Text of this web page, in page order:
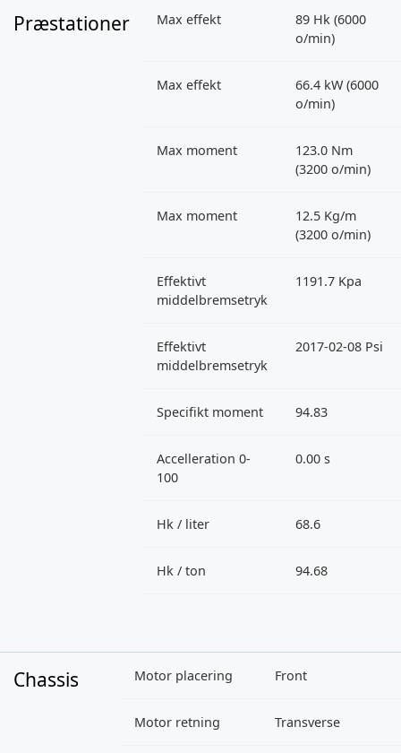
Præstationer Max effekt
89 Hk (6000
o/min)
Max effekt
66.4 kW (6000
o/min)
Max moment
123.0 Nm
(3200 o/min)
Max moment
12.5 Kg/m
(3200 o/min)
Effektivt
middelbremsetryk
1191.7 Kpa
Effektivt
middelbremsetryk
2017-02-08 Psi
Specifikt moment 94.83
Accelleration 0-
100
0.00 s
Hk / liter 68.6
Hk / ton 94.68
Chassis Motor placering Front
Motor retning Transverse